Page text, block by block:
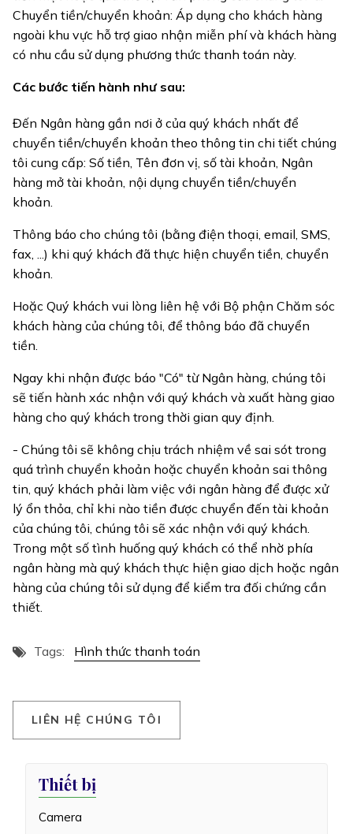
Chuyển tiền/chuyển khoản: Áp dụng cho khách hàng
ngoài khu vực hỗ trợ giao nhận miễn phí và khách hàng
có nhu cầu sử dụng phương thức thanh toán này.
Các bước tiến hành như sau:
Đến Ngân hàng gần nơi ở của quý khách nhất để
chuyển tiền/chuyển khoản theo thông tin chi tiết chúng
tôi cung cấp: Số tiền, Tên đơn vị, số tài khoản, Ngân
hàng mở tài khoản, nội dụng chuyển tiền/chuyển
khoản.
Thông báo cho chúng tôi (bằng điện thoại, email, SMS,
fax, ...) khi quý khách đã thực hiện chuyển tiền, chuyển
khoản.
Hoặc Quý khách vui lòng liên hệ với Bộ phận Chăm sóc
khách hàng của chúng tôi, để thông báo đã chuyển
tiền.
Ngay khi nhận được báo "Có" từ Ngân hàng, chúng tôi
sẽ tiến hành xác nhận với quý khách và xuất hàng giao
hàng cho quý khách trong thời gian quy định.
- Chúng tôi sẽ không chịu trách nhiệm về sai sót trong
quá trình chuyển khoản hoặc chuyển khoản sai thông
tin, quý khách phải làm việc với ngân hàng để được xử
lý ổn thỏa, chỉ khi nào tiền được chuyển đến tài khoản
của chúng tôi, chúng tôi sẽ xác nhận với quý khách.
Trong một số tình huống quý khách có thể nhờ phía
ngân hàng mà quý khách thực hiện giao dịch hoặc ngân
hàng của chúng tôi sử dụng để kiểm tra đối chứng cần
thiết.
Tags: Hình thức thanh toán
LI ÊN HỆ C HÚN G TÔ I
Thiết bị
Camera